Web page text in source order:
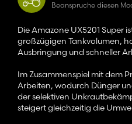
Beanspruche diesen
Die Amazone UX5201 Super
großzügigen Tankvolumen,
Ausbringung und schneller
Im Zusammenspiel mit dem
Arbeiten, wodurch Dünger
der selektiven
steigert gleichzeitig die